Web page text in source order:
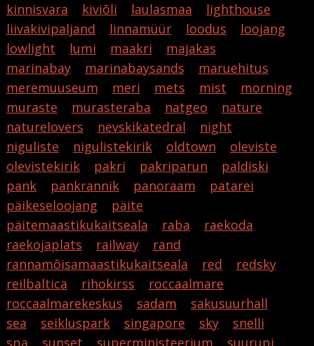
kinnisvara
kiviõli laulasmaa
lighthouse
liivakivipaljand
linnamüür loodus
loojang
lowlight
lumi maakri
majakas
marinabay
marinabaysands
maruehitus
meremuuseum
meri mets mist
morning
muraste
murasteraba natgeo
nature
naturelovers
nevskikatedral
night
niguliste
nigulistekirik oldtown
oleviste
olevistekirik
pakri pakriparun
paldiski
pank
pankrannik panoraam
patarei
päikeseloojang
päite
päitemaastikukaitseala
raba
raekoda
raekojaplats
railway
rand
rannamõisamaastikukaitseala
red
redsky
reilbaltica
rihokirss
roccaalmare
roccaalmarekeskus
sadam
sakusuurhall
sea
seikluspark singapore sky
snelli
spa
sunset superministeerium suurupi